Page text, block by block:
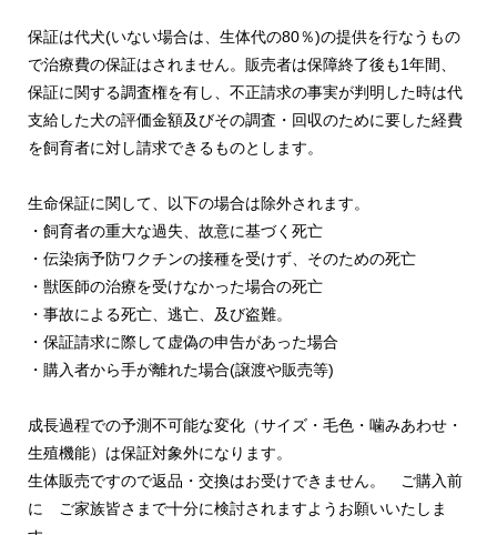
保証は代犬(いない場合は、生体代の80％)の提供を行なうもの
で治療費の保証はされません。販売者は保障終了後も1年間、
保証に関する調査権を有し、不正請求の事実が判明した時は代
支給した犬の評価金額及びその調査・回収のために要した経費
を飼育者に対し請求できるものとします。
生命保証に関して、以下の場合は除外されます。
・飼育者の重大な過失、故意に基づく死亡
・伝染病予防ワクチンの接種を受けず、そのための死亡
・獣医師の治療を受けなかった場合の死亡
・事故による死亡、逃亡、及び盗難。
・保証請求に際して虚偽の申告があった場合
・購入者から手が離れた場合(譲渡や販売等)
成長過程での予測不可能な変化（サイズ・毛色・噛みあわせ・
生殖機能）は保証対象外になります。
生体販売ですので返品・交換はお受けできません。 ご購入前
に ご家族皆さまで十分に検討されますようお願いいたしま